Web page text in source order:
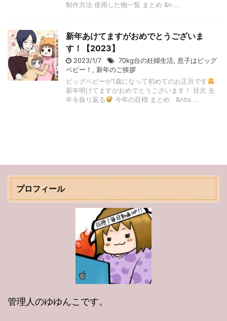
制作方法 使用した物一覧 まとめ &n ...
新年あけてますがおめでとうございま
す！【2023】
2023/1/7 70kg台の妊婦生活, 息子はビッグ
ベビー！ , 新年のご挨拶
ビッグベビーが1歳になって初めてのお正月です
新年明けてますがおめでとうございます！ 目次 去
年を振り返る
今年の目標 まとめ &nbs ...
プロフィール
管理人のゆゆんこです。